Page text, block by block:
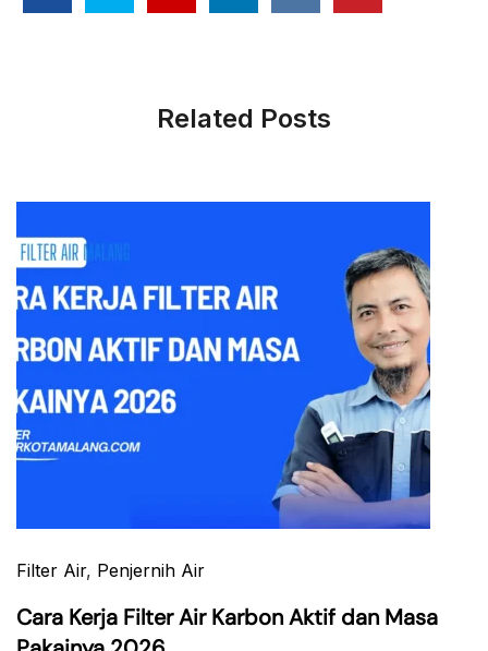
Related Posts
Filter Air, Penjernih Air
Cara Kerja Filter Air Karbon Aktif dan Masa